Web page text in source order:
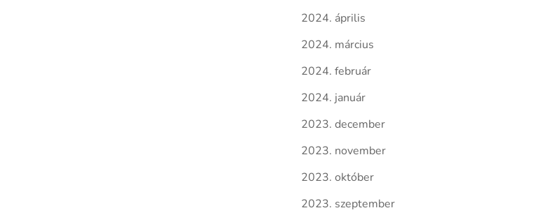
2024. április
2024. március
2024. február
2024. január
2023. december
2023. november
2023. október
2023. szeptember